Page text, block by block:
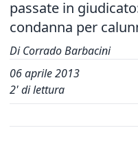
passate in
condanna per
Di Corrado Barbacini
06 aprile 2013
2' di lettura